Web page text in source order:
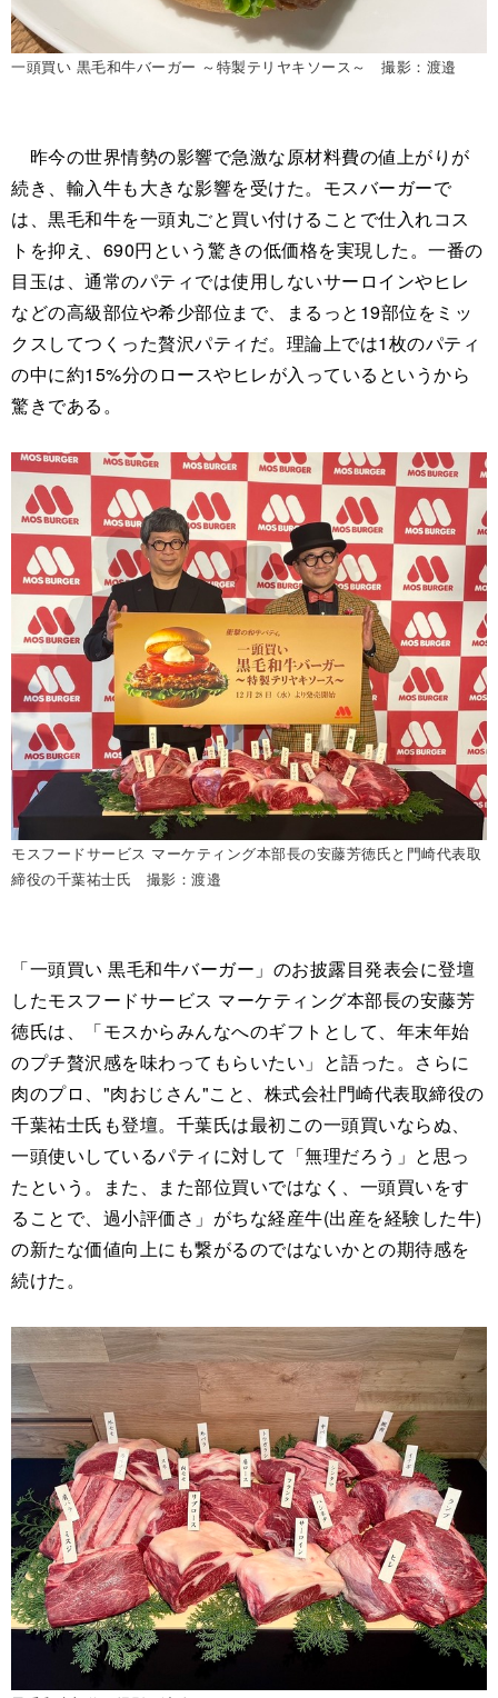
一頭買い 黒毛和牛バーガー ～特製テリヤキソース～ 撮影：渡邉
昨今の世界情勢の影響で急激な原材料費の値上がりが
続き、輸入牛も大きな影響を受けた。モスバーガーで
は、黒毛和牛を一頭丸ごと買い付けることで仕入れコス
トを抑え、690円という驚きの低価格を実現した。一番の
目玉は、通常のパティでは使用しないサーロインやヒレ
などの高級部位や希少部位まで、まるっと19部位をミッ
クスしてつくった贅沢パティだ。理論上では1枚のパティ
の中に約15%分のロースやヒレが入っているというから
驚きである。
モスフードサービス マーケティング本部長の安藤芳徳氏と門崎代表取
締役の千葉祐士氏 撮影：渡邉
「一頭買い 黒毛和牛バーガー」のお披露目発表会に登壇
したモスフードサービス マーケティング本部長の安藤芳
徳氏は、「モスからみんなへのギフトとして、年末年始
のプチ贅沢感を味わってもらいたい」と語った。さらに
肉のプロ、"肉おじさん"こと、株式会社門崎代表取締役の
千葉祐士氏も登壇。千葉氏は最初この一頭買いならぬ、
一頭使いしているパティに対して「無理だろう」と思っ
たという。また、また部位買いではなく、一頭買いをす
ることで、過小評価さ」がちな経産牛(出産を経験した牛)
の新たな価値向上にも繋がるのではないかとの期待感を
続けた。